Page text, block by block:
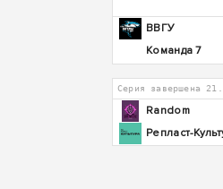
ВВГУ
Команда 7
Серия завершена
Random
Репласт-